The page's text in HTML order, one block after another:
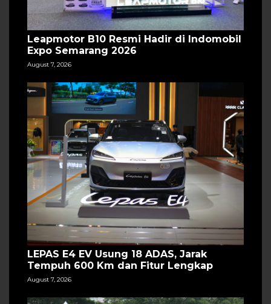
Leapmotor B10 Resmi Hadir di Indomobil
Expo Semarang 2026
August 7, 2026
LEPAS E4 EV Usung 18 ADAS, Jarak
Tempuh 600 Km dan Fitur Lengkap
August 7, 2026